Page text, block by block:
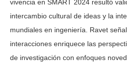
vivencia en SMART 2024 resultó
intercambio cultural de ideas y la
mundiales en ingeniería. Ravet
interacciones enriquece las
de investigación con enfoques